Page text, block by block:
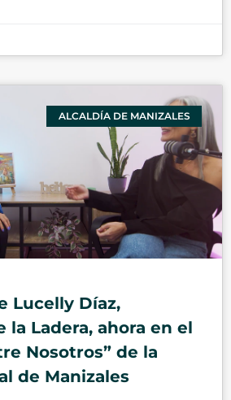
ALCALDÍA DE MANIZALES
Lucelly Díaz,
la Ladera, ahora en el
Nosotros” de la
de Manizales